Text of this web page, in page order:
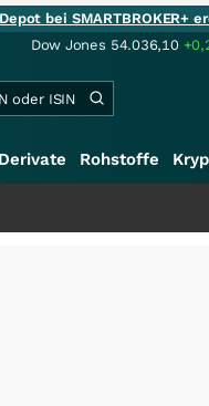
bei SMARTBROKER+
Dow Jones 54.036,10
Derivate Rohstoffe